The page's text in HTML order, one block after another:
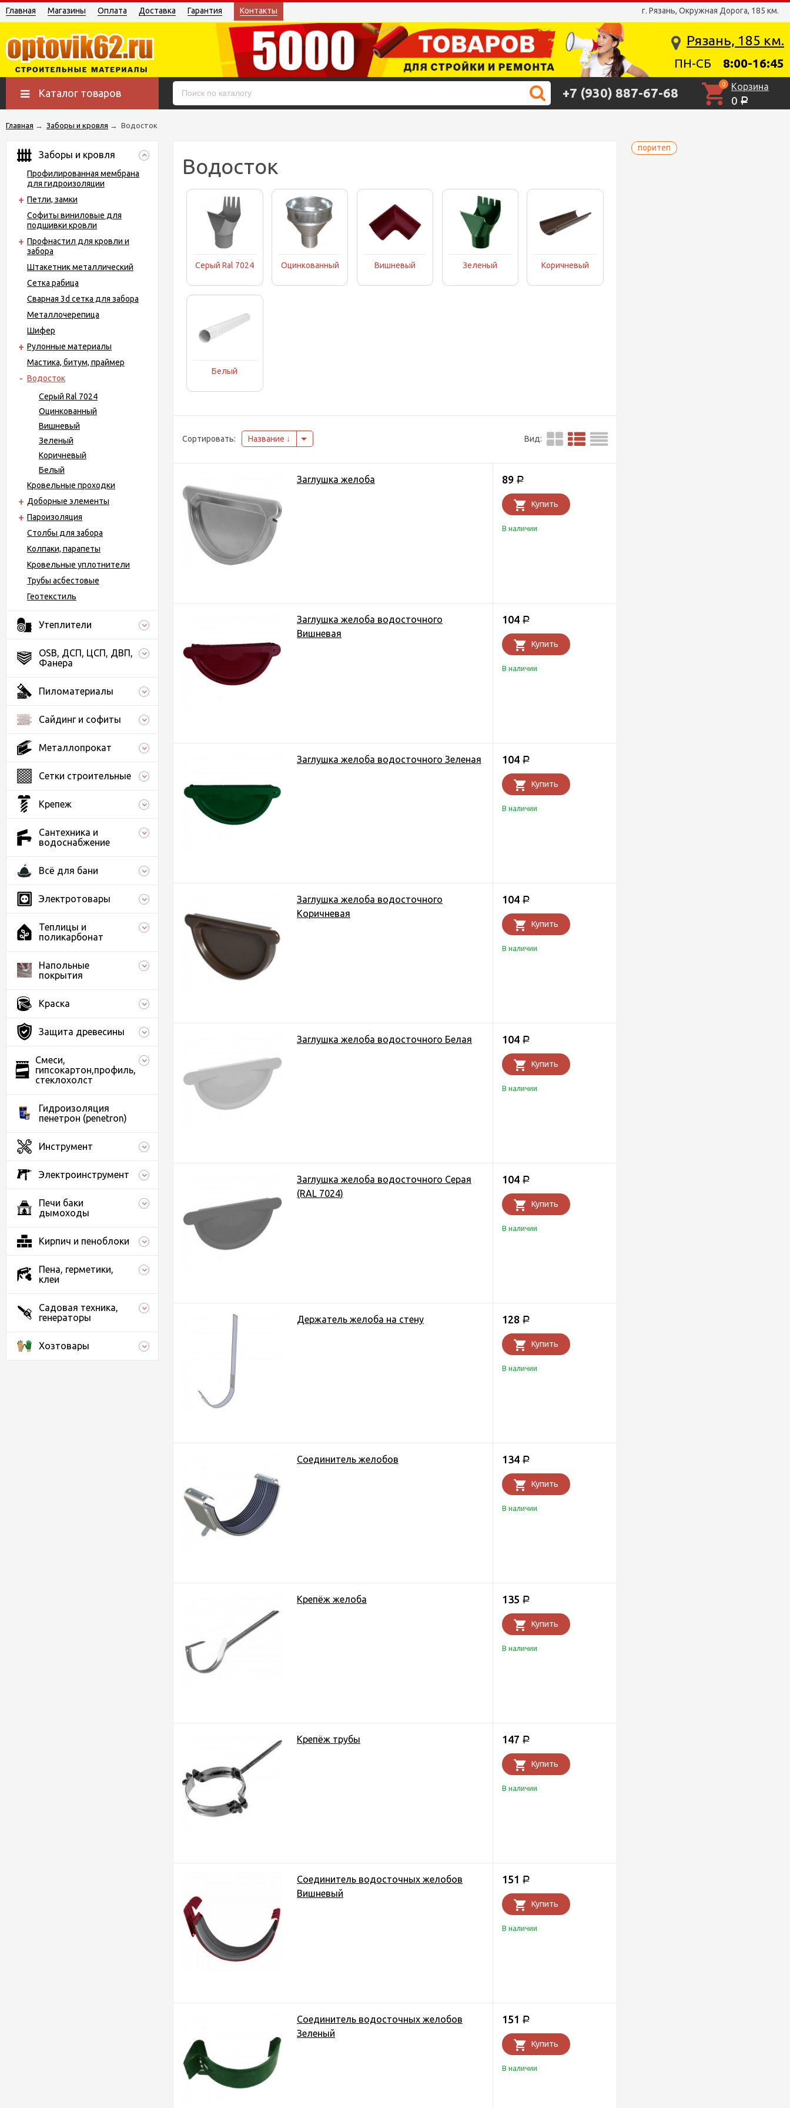
г. Рязань, Окружная Дорога, 185 км.
Главная Магазины Оплата Доставка Гарантия Контакты
Рязань, 185 км.
ПН-СБ 8:00-16:45
Каталог товаров +7 (930) 887-67-68
0 Корзина
0 Р
Главная → Заборы и кровля → Водосток
поритеп
Заборы и кровля
Профилированная мембрана
для гидроизоляции
Петли, замки
Софиты виниловые для
подшивки кровли
Профнастил для кровли и
забора
Штакетник металлический
Сетка рабица
Сварная 3d сетка для забора
Металло­черепица
Шифер
Рулонные материалы
Мастика, битум, праймер
Водосток
Серый Ral 7024
Оцинкованный
Вишневый
Зеленый
Коричневый
Белый
Кровельные проходки
Доборные элементы
Пароизоляция
Столбы для забора
Колпаки, парапеты
Кровельные уплотнители
Трубы асбестовые
Геотекстиль
Утеплители
OSB, ДСП, ЦСП, ДВП,
Фанера
Пиломатериалы
Сайдинг и софиты
Металлопрокат
Сетки строительные
Крепеж
Сантехника и
водоснабжение
Всё для бани
Электротовары
Теплицы и
поликарбонат
Напольные
покрытия
Краска
Защита древесины
Смеси,
гипсокартон,профиль,
стеклохолст
Гидроизоляция
пенетрон (penetron)
Инструмент
Электроинструмент
Печи баки
дымоходы
Кирпич и пеноблоки
Пена, герметики,
клеи
Садовая техника,
генераторы
Хозтовары
Водосток
Серый Ral 7024 Оцинкованный Вишневый Зеленый Коричневый
Белый
Сортировать: Название Вид:
Заглушка желоба 89 Р
Купить
В наличии
Заглушка желоба водосточного
Вишневая
104 Р
Купить
В наличии
Заглушка желоба водосточного Зеленая 104 Р
Купить
В наличии
Заглушка желоба водосточного
Коричневая
104 Р
Купить
В наличии
Заглушка желоба водосточного Белая 104 Р
Купить
В наличии
Заглушка желоба водосточного Серая
(RAL 7024)
104 Р
Купить
В наличии
Держатель желоба на стену 128 Р
Купить
В наличии
Соединитель желобов 134 Р
Купить
В наличии
Крепёж желоба 135 Р
Купить
В наличии
Крепёж трубы 147 Р
Купить
В наличии
Соединитель водосточных желобов
Вишневый
151 Р
Купить
В наличии
Соединитель водосточных желобов
Зеленый
151 Р
Купить
В наличии